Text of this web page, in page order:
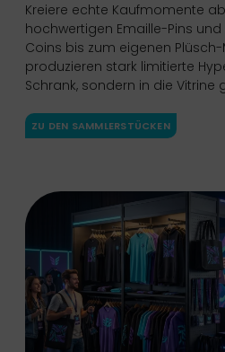
Kreiere echte Kaufmomente
hochwertigen Emaille-Pins
Coins bis zum eigenen
produzieren stark limitierte
Schrank, sondern in die Vitrine
ZU DEN SAMMLERSTÜCKEN